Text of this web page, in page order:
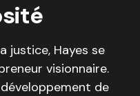
justice, Hayes se
visionnaire.
de